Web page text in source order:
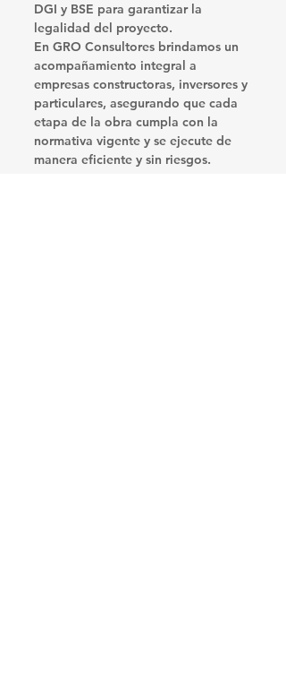
DGI y BSE para garantizar la
legalidad del proyecto.
En GRO Consultores brindamos un
acompañamiento integral a
empresas constructoras, inversores y
particulares, asegurando que cada
etapa de la obra cumpla con la
normativa vigente y se ejecute de
manera eficiente y sin riesgos.